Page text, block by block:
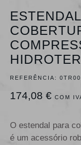
REFERÊNCIA:
174,08 € COM
O estendal para
é um acessório